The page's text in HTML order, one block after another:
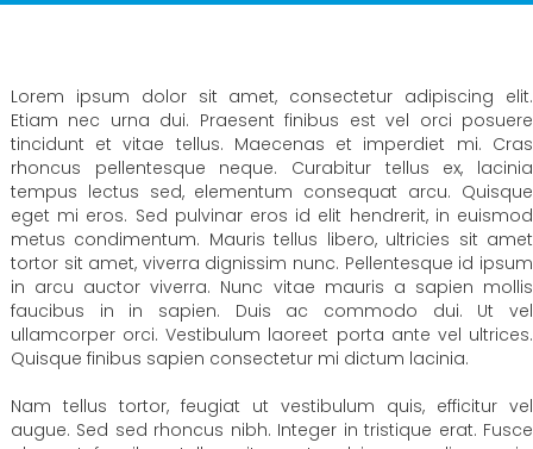
Lorem ipsum dolor sit amet, consectetur adipiscing elit.
Etiam nec urna dui. Praesent finibus est vel orci posuere
tincidunt et vitae tellus. Maecenas et imperdiet mi. Cras
rhoncus pellentesque neque. Curabitur tellus ex, lacinia
tempus lectus sed, elementum consequat arcu. Quisque
eget mi eros. Sed pulvinar eros id elit hendrerit, in euismod
metus condimentum. Mauris tellus libero, ultricies sit amet
tortor sit amet, viverra dignissim nunc. Pellentesque id ipsum
in arcu auctor viverra. Nunc vitae mauris a sapien mollis
faucibus in in sapien. Duis ac commodo dui. Ut vel
ullamcorper orci. Vestibulum laoreet porta ante vel ultrices.
Quisque finibus sapien consectetur mi dictum lacinia.
Nam tellus tortor, feugiat ut vestibulum quis, efficitur vel
augue. Sed sed rhoncus nibh. Integer in tristique erat. Fusce